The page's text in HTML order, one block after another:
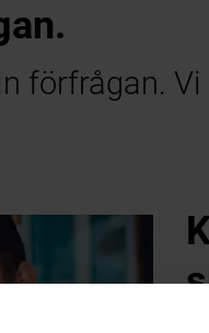
förfrågan.